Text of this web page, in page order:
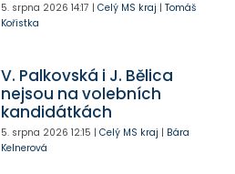
5. srpna 2026 14:17 | Celý MS kraj | Tomáš
Kořistka
V. Palkovská i J. Bělica
nejsou na volebních
kandidátkách
5. srpna 2026 12:15 | Celý MS kraj | Bára
Kelnerová